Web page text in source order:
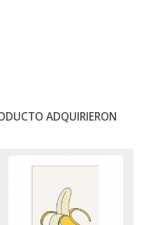
ADQUIRIERON